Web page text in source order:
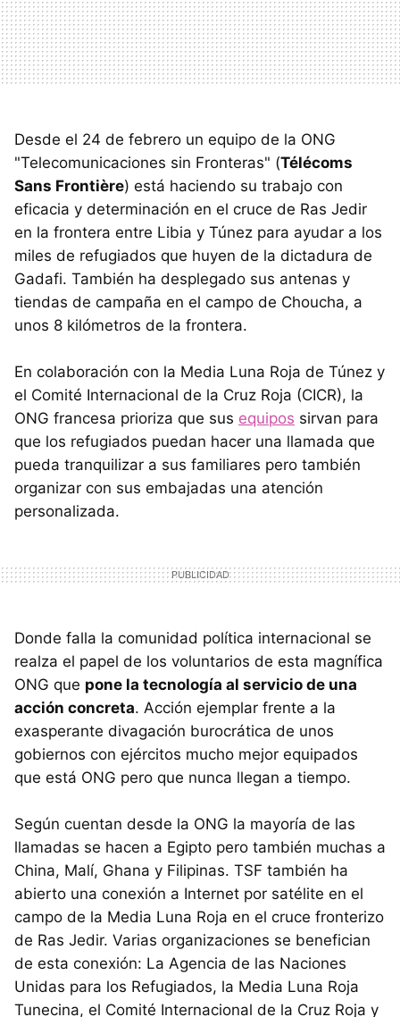
Desde el 24 de febrero un equipo de la ONG
"Telecomunicaciones sin Fronteras" (Télécoms
Sans Frontière) está haciendo su trabajo con
eficacia y determinación en el cruce de Ras Jedir
en la frontera entre Libia y Túnez para ayudar a los
miles de refugiados que huyen de la dictadura de
Gadafi. También ha desplegado sus antenas y
tiendas de campaña en el campo de Choucha, a
unos 8 kilómetros de la frontera.
En colaboración con la Media Luna Roja de Túnez y
el Comité Internacional de la Cruz Roja (CICR), la
ONG francesa prioriza que sus equipos sirvan para
que los refugiados puedan hacer una llamada que
pueda tranquilizar a sus familiares pero también
organizar con sus embajadas una atención
personalizada.
Donde falla la comunidad política internacional se
realza el papel de los voluntarios de esta magnífica
ONG que pone la tecnología al servicio de una
acción concreta. Acción ejemplar frente a la
exasperante divagación burocrática de unos
gobiernos con ejércitos mucho mejor equipados
que está ONG pero que nunca llegan a tiempo.
Según cuentan desde la ONG la mayoría de las
llamadas se hacen a Egipto pero también muchas a
China, Malí, Ghana y Filipinas. TSF también ha
abierto una conexión a Internet por satélite en el
campo de la Media Luna Roja en el cruce fronterizo
de Ras Jedir. Varias organizaciones se benefician
de esta conexión: La Agencia de las Naciones
Unidas para los Refugiados, la Media Luna Roja
Tunecina, el Comité Internacional de la Cruz Roja y